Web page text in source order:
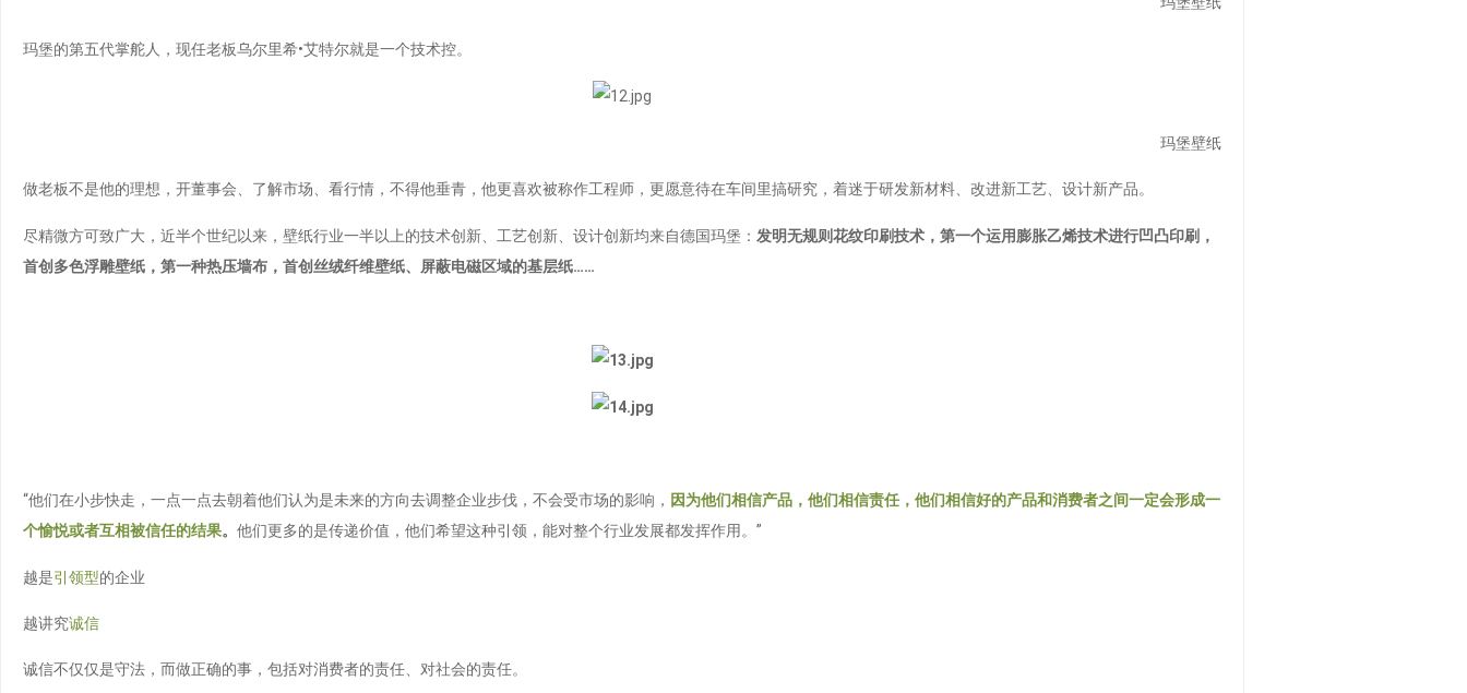
玛堡的第五代掌舵人，现任老板乌尔里希•艾特尔就是一个技术控。
玛堡壁纸
做老板不是他的理想，开董事会、了解市场、看行情，不得他垂青，他更喜欢被称作工程师，更愿意待在车间里搞研究，着迷于研发新材料、改进新工艺、设计新产品。
尽精微方可致广大，近半个世纪以来，壁纸行业一半以上的技术创新、工艺创新、设计创新均来自德国玛堡： 发明无规则花纹印刷技术，第一个运用膨胀乙烯技术进行凹凸印刷，
首创多色浮雕壁纸，第一种热压墙布，首创丝绒纤维壁纸、屏蔽电磁区域的基层纸……
“他们在小步快走，一点一点去朝着他们认为是未来的方向去调整企业步伐，不会受市场的影响， 因为他们相信产品，他们相信责任，他们相信好的产品和消费者之间一定会形成一
个愉悦或者互相被信任的结果。 他们更多的是传递价值，他们希望这种引领，能对整个行业发展都发挥作用。”
越是引领型的企业
越讲究诚信
诚信不仅仅是守法，而做正确的事，包括对消费者的责任、对社会的责任。